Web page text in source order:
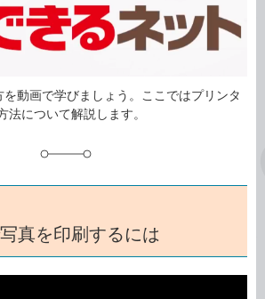
動画で学びましょう。ここではプリンタ
法について解説します。
真を印刷するには